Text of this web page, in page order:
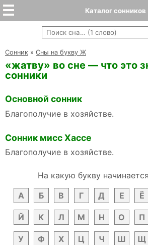
Каталог сонников
Cонник » Сны на букву Ж
«жатву» во сне — что это
сонники
Основной сонник
Благополучие в хозяйстве.
Сонник мисс Хассе
Благополучие в хозяйстве.
На какую букву
А
Б В Г Д Е Ё
Й К Л М Н О П
У Ф Х Ц Ч Ш Щ